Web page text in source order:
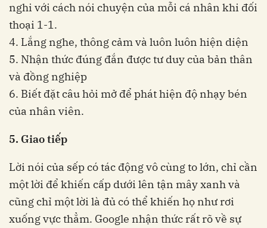
nghi với cách nói chuyện của mỗi cá nhân khi đối
thoại 1-1.
4. Lắng nghe, thông cảm và luôn luôn hiện diện
5. Nhận thức đúng đắn được tư duy của bản thân
và đồng nghiệp
6. Biết đặt câu hỏi mở để phát hiện độ nhạy bén
của nhân viên.
5. Giao tiếp
Lời nói của sếp có tác động vô cùng to lớn, chỉ cần
một lời để khiến cấp dưới lên tận mây xanh và
cũng chỉ một lời là đủ có thể khiến họ như rơi
xuống vực thẳm. Google nhận thức rất rõ về sự